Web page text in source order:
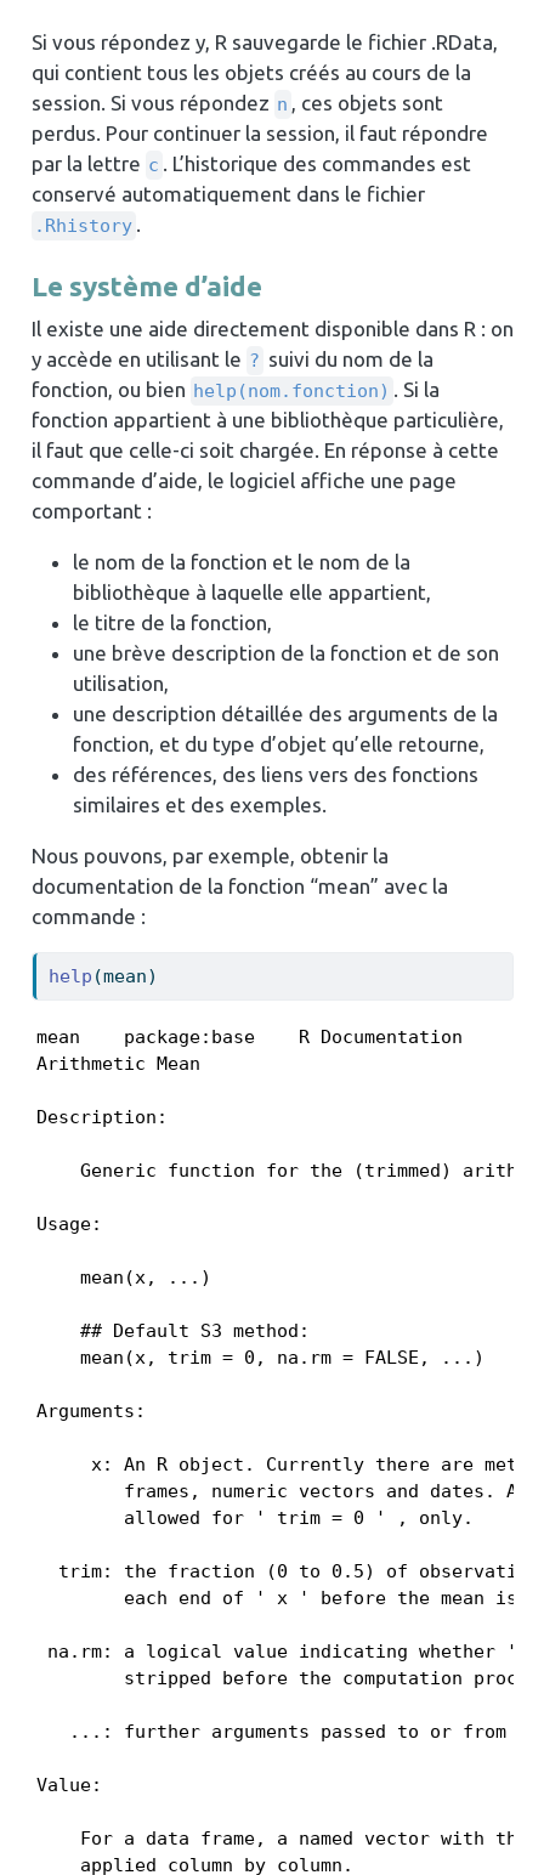
Si vous répondez y, R sauvegarde le fichier .RData,
qui contient tous les objets créés au cours de la
session. Si vous répondez n
, ces objets sont
perdus. Pour continuer la session, il faut répondre
par la lettre c
. L’historique des commandes est
conservé automatiquement dans le fichier
.Rhistory
Le système d’aide
Il existe une aide directement disponible dans R : on
y accède en utilisant le ? suivi du nom de la
fonction, ou bien help(nom.fonction)
. Si la
fonction appartient à une bibliothèque particulière,
il faut que celle-ci soit chargée. En réponse à cette
commande d’aide, le logiciel affiche une page
comportant :
le nom de la fonction et le nom de la
bibliothèque à laquelle elle appartient,
le titre de la fonction,
une brève description de la fonction et de son
utilisation,
une description détaillée des arguments de la
fonction, et du type d’objet qu’elle retourne,
des références, des liens vers des fonctions
similaires et des exemples.
Nous pouvons, par exemple, obtenir la
documentation de la fonction “mean” avec la
commande :
help (mean)
mean    package:base    R Documentation
Arithmetic Mean
Description:
Generic function for the (trimmed)
Usage:
    mean(x, ...)
    ## Default S3 method:
    mean(x, trim = 0, na.rm = FALSE, ...)
Arguments:
x: An R object. Currently there are
frames, numeric vectors and dates. A
        allowed for ' trim = 0 ' , only.
trim: the fraction (0 to 0.5) of
each end of ' x ' before the mean is
na.rm: a logical value indicating whether '
stripped before the computation
...: further arguments passed to or from
Value:
For a data frame, a named vector with the
    applied column by column.